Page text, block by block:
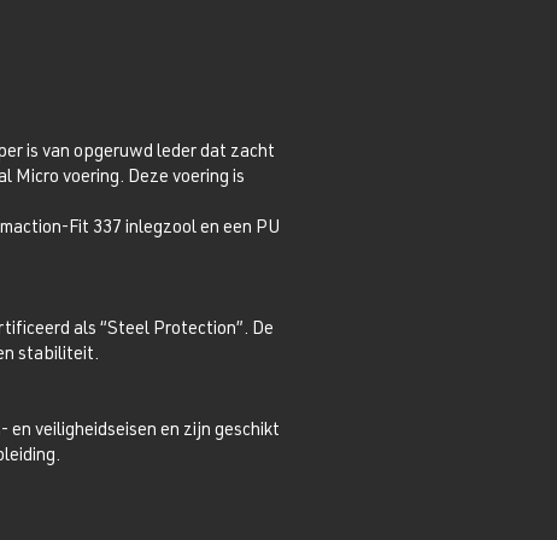
is van opgeruwd leder dat zacht
Micro voering. Deze voering is
Fit 337 inlegzool en een PU
als “Steel Protection”. De
stabiliteit.
en veiligheidseisen en zijn geschikt